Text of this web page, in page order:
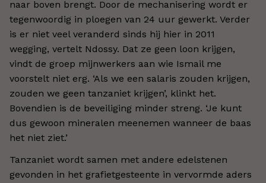
naar boven brengt. Door de mechanisering wordt er
tegenwoordig in ploegen van 24 uur gewerkt. Verder
is er niet veel veranderd sinds hij hier in 2011
wegging, vertelt Ndossy. Dat ze geen loon krijgen,
vindt de groep mijnwerkers aan wie Ismail me
voorstelt niet erg. ‘Als we een salaris zouden krijgen,
zouden we geen tanzaniet krijgen’, klinkt het.
Bovendien is de beveiliging minder streng. ‘Je kunt
dus gewoon mineralen meenemen wanneer de baas
het niet ziet.’
Tanzaniet wordt samen met andere edelstenen
gevonden in het grafietgesteente in vervormde aders